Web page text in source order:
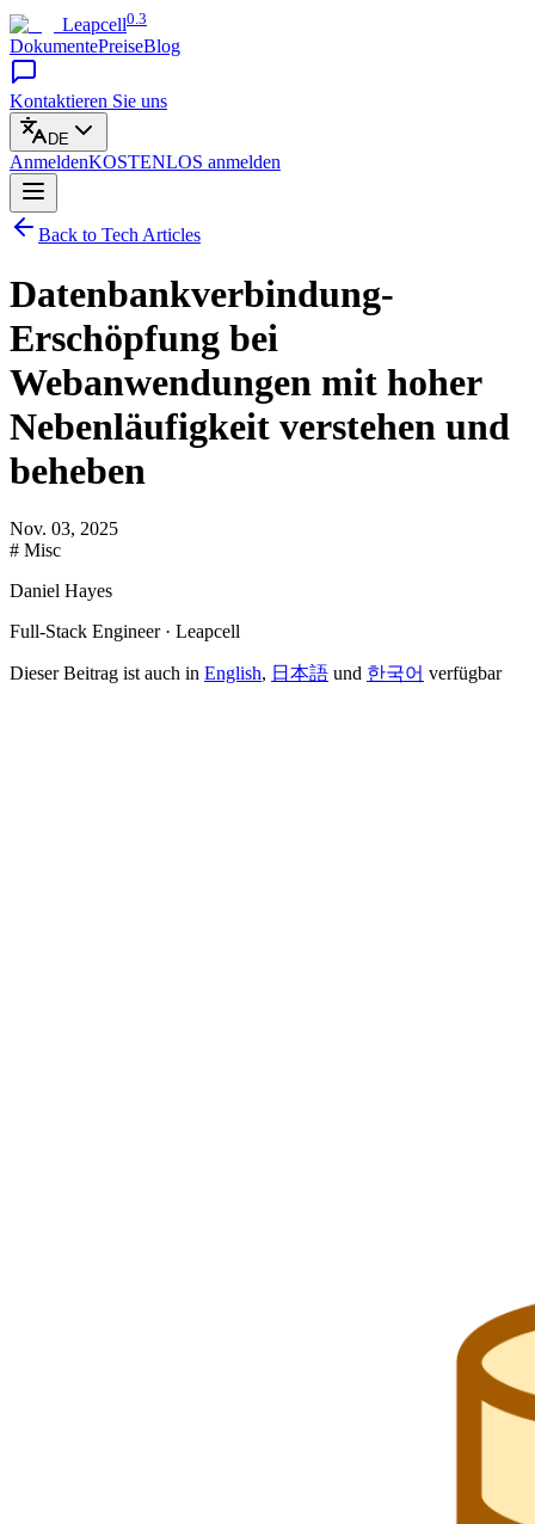
Leapcell0.3
DokumentePreiseBlog
Kontaktieren Sie uns
DE
AnmeldenKOSTENLOS anmelden
Back to Tech Articles
Datenbankverbindung-
Erschöpfung bei
Webanwendungen mit hoher
Nebenläufigkeit verstehen und
beheben
Nov. 03, 2025
# Misc
Daniel Hayes
Full-Stack Engineer · Leapcell
Dieser Beitrag ist auch in English, 日本語 und 한국어 verfügbar